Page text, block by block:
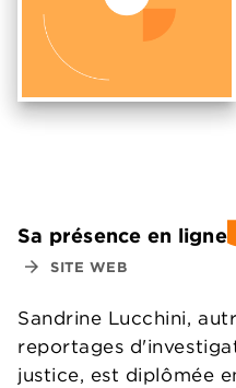
Sandrine Lucchini,
reportages
justice, est diplômée
Sa présence en ligne
arrow_forward SITE WEB